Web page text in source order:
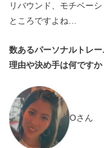
リバウンド、モチベー
ところですよね…
数あるパーソナルトレ
理由や決め手は何ですか
Oさん